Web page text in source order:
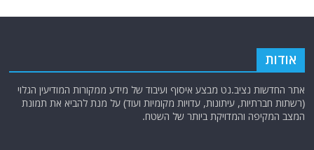
אודות
אתר החדשות נציב.נט מבצע איסוף ועיבוד של מידע ממקורות המודיעין הגלוי
(רשתות חברתיות, עיתונות, עדויות מקומיות ועוד) על מנת להביא את תמונת
המצב המקיפה והמדויקת ביותר של השטח.